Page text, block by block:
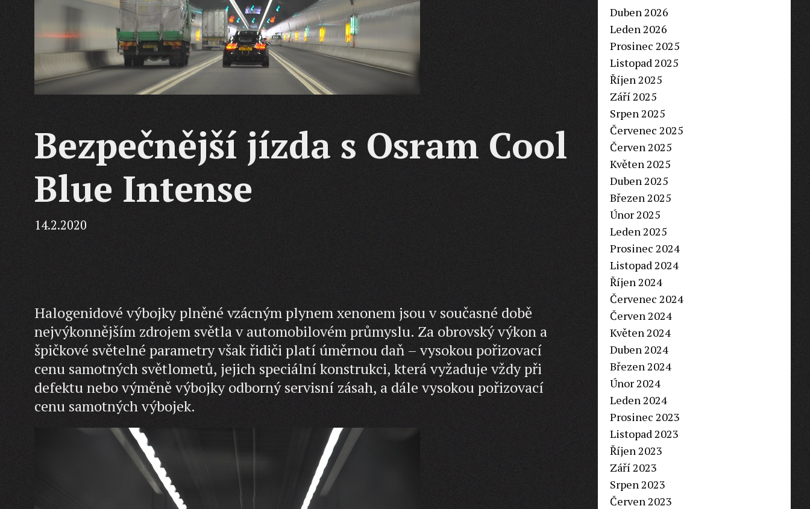
Bezpečnější jízda s Osram Cool
Blue Intense
14.2.2020
Halogenidové výbojky plněné vzácným plynem xenonem jsou v současné době
nejvýkonnějším zdrojem světla v automobilovém průmyslu. Za obrovský výkon a
špičkové světelné parametry však řidiči platí úměrnou daň – vysokou pořizovací
cenu samotných světlometů, jejich speciální konstrukci, která vyžaduje vždy při
defektu nebo výměně výbojky odborný servisní zásah, a dále vysokou pořizovací
cenu samotných výbojek.
Duben 2026
Leden 2026
Prosinec 2025
Listopad 2025
Říjen 2025
Září 2025
Srpen 2025
Červenec 2025
Červen 2025
Květen 2025
Duben 2025
Březen 2025
Únor 2025
Leden 2025
Prosinec 2024
Listopad 2024
Říjen 2024
Červenec 2024
Červen 2024
Květen 2024
Duben 2024
Březen 2024
Únor 2024
Leden 2024
Prosinec 2023
Listopad 2023
Říjen 2023
Září 2023
Srpen 2023
Červen 2023